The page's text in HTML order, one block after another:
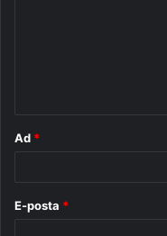
Ad *
E-posta *